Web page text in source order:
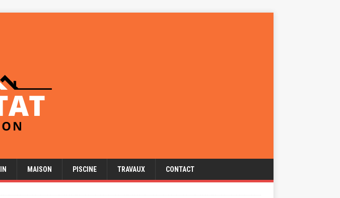
MAISON PISCINE TRAVAUX CONTACT